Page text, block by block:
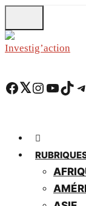
to
main
Facebook Twitter Instagram YouTube TikTok Telegram